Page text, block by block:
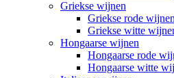
Griekse wijnen
Griekse rode wijnen
Griekse witte
Hongaarse wijnen
Hongaarse rode
Hongaarse witte